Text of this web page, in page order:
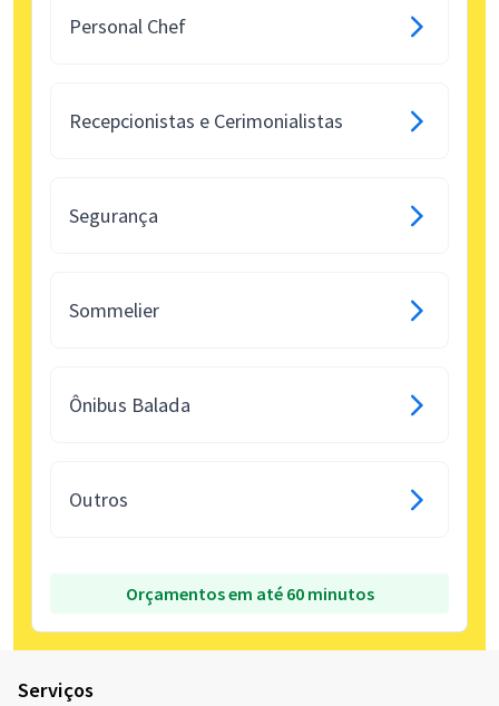
Personal Chef
Recepcionistas e Cerimonialistas
Segurança
Sommelier
Ônibus Balada
Outros
Orçamentos em até 60 minutos
Serviços